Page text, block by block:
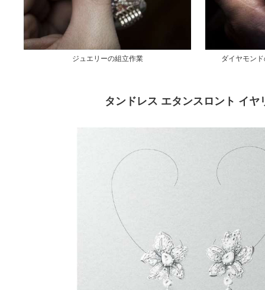
ジュエリーの組立作業 ダイヤモン
タンドレス エタンスロント イヤ